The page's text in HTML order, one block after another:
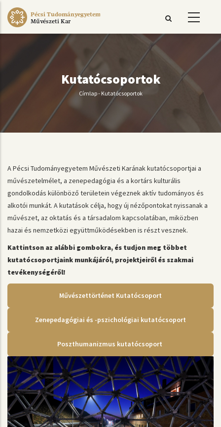
Ugrás
Pécsi Tudományegyetem
Művészeti Kar
Kutatócsoportok
Morzsa
Címlap- Kutatócsoportok
A Pécsi Tudományegyetem Művészeti Karának kutatócsoportjai a
művészetelmélet, a zenepedagógia és a kortárs kulturális
gondolkodás különböző területein végeznek aktív tudományos és
alkotói munkát. A kutatások célja, hogy új nézőpontokat nyissanak a
művészet, az oktatás és a társadalom kapcsolatában, miközben
hazai és nemzetközi együttműködésekben is részt vesznek.
Kattintson az alábbi gombokra, és tudjon meg többet
kutatócsoportjaink munkájáról, projektjeiről és szakmai
tevékenységéről!
Művészettörténet Kutatócsoport
Zenepedagógiai és -pszichológiai kutatócsoport
Poszthumanizmus kutatócsoport